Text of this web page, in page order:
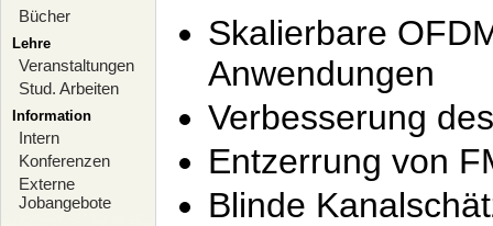
Bücher
Lehre
Veranstaltungen
Stud. Arbeiten
Information
Intern
Konferenzen
Externe
Jobangebote
Skalierbare
Anwendungen
Verbesserung
Entzerrung von
Blinde